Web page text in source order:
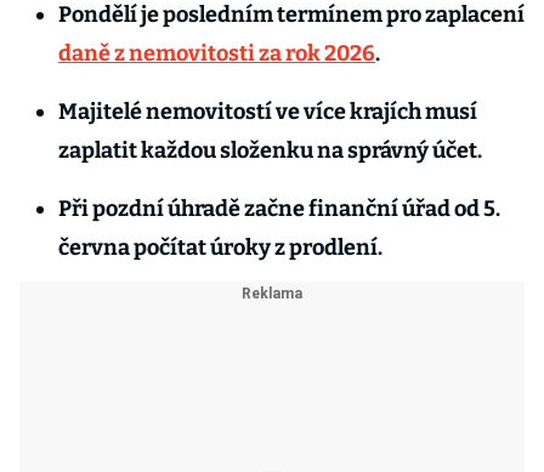
Pondělí je posledním termínem pro zaplacení
daně z nemovitosti za rok 2026.
Majitelé nemovitostí ve více krajích musí
zaplatit každou složenku na správný účet.
Při pozdní úhradě začne finanční úřad od 5.
června počítat úroky z prodlení.